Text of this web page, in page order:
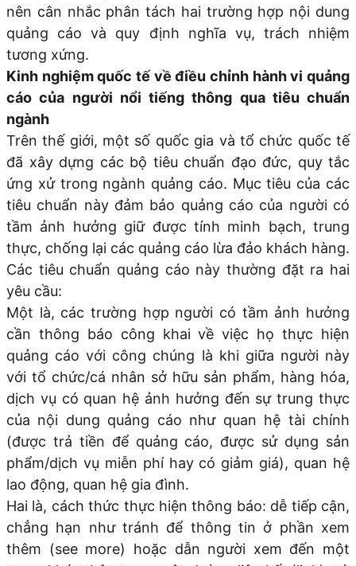
nên cân nhắc phân tách hai trường hợp nội dung
quảng cáo và quy định nghĩa vụ, trách nhiệm
tương xứng.
Kinh nghiệm quốc tế về điều chỉnh hành vi quảng
cáo của người nổi tiếng thông qua tiêu chuẩn
ngành
Trên thế giới, một số quốc gia và tổ chức quốc tế
đã xây dựng các bộ tiêu chuẩn đạo đức, quy tắc
ứng xử trong ngành quảng cáo. Mục tiêu của các
tiêu chuẩn này đảm bảo quảng cáo của người có
tầm ảnh hưởng giữ được tính minh bạch, trung
thực, chống lại các quảng cáo lừa đảo khách hàng.
Các tiêu chuẩn quảng cáo này thường đặt ra hai
yêu cầu:
Một là, các trường hợp người có tầm ảnh hưởng
cần thông báo công khai về việc họ thực hiện
quảng cáo với công chúng là khi giữa người này
với tổ chức/cá nhân sở hữu sản phẩm, hàng hóa,
dịch vụ có quan hệ ảnh hưởng đến sự trung thực
của nội dung quảng cáo như quan hệ tài chính
(được trả tiền để quảng cáo, được sử dụng sản
phẩm/dịch vụ miễn phí hay có giảm giá), quan hệ
lao động, quan hệ gia đình.
Hai là, cách thức thực hiện thông báo: dễ tiếp cận,
chẳng hạn như tránh để thông tin ở phần xem
thêm (see more) hoặc dẫn người xem đến một